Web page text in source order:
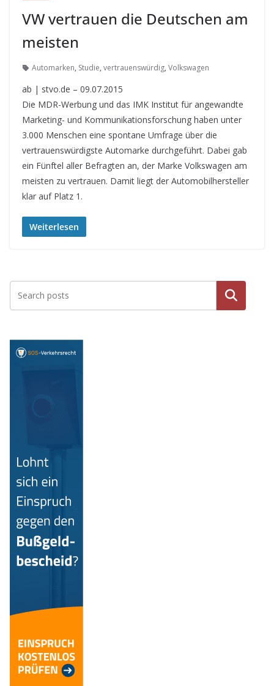
VW vertrauen die Deutschen am
meisten
Automarken, Studie, vertrauenswürdig, Volkswagen
ab | stvo.de – 09.07.2015
Die MDR-Werbung und das IMK Institut für angewandte
Marketing- und Kommunikationsforschung haben unter
3.000 Menschen eine spontane Umfrage über die
vertrauenswürdigste Automarke durchgeführt. Dabei gab
ein Fünftel aller Befragten an, der Marke Volkswagen am
meisten zu vertrauen. Damit liegt der Automobilhersteller
klar auf Platz 1.
Weiterlesen
Suche